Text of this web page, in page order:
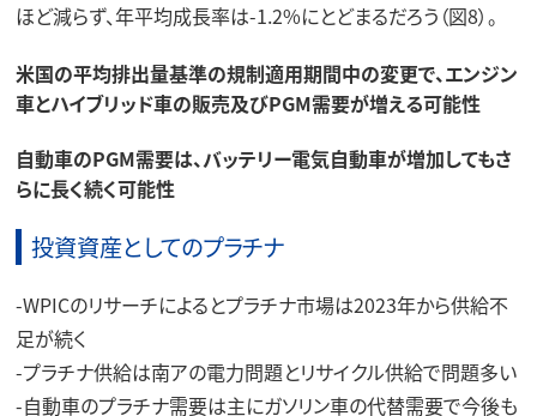
ほど減らず、年平均成長率は-1.2%にとどまるだろう（図8）。
米国の平均排出量基準の規制適用期間中の変更で、エンジン
車とハイブリッド車の販売及びPGM需要が増える可能性
自動車のPGM需要は、バッテリー電気自動車が増加してもさ
らに長く続く可能性
投資資産としてのプラチナ
-WPICのリサーチによるとプラチナ市場は2023年から供給不
足が続く
-プラチナ供給は南アの電力問題とリサイクル供給で問題多い
-自動車のプラチナ需要は主にガソリン車の代替需要で今後も